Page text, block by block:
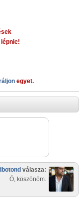
egyet.
válasza:
Ó, köszönöm.